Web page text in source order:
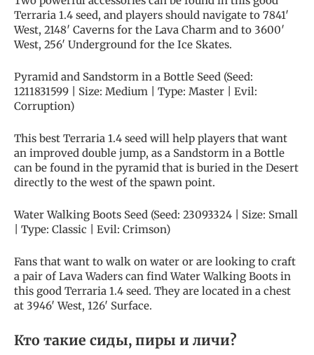
Terraria 1.4 seed, and players should navigate to 7841′
West, 2148′ Caverns for the Lava Charm and to 3600′
West, 256′ Underground for the Ice Skates.
Pyramid and Sandstorm in a Bottle Seed (Seed:
1211831599 | Size: Medium | Type: Master | Evil:
Corruption)
This best Terraria 1.4 seed will help players that want
an improved double jump, as a Sandstorm in a Bottle
can be found in the pyramid that is buried in the Desert
directly to the west of the spawn point.
Water Walking Boots Seed (Seed: 23093324 | Size: Small
| Type: Classic | Evil: Crimson)
Fans that want to walk on water or are looking to craft
a pair of Lava Waders can find Water Walking Boots in
this good Terraria 1.4 seed. They are located in a chest
at 3946′ West, 126′ Surface.
Кто такие сиды, пиры и личи?